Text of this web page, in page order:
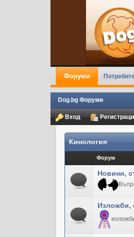
Форуми
Dog.bg Форуми
Вход
Кинология
Форум
Новини,
Изложби,